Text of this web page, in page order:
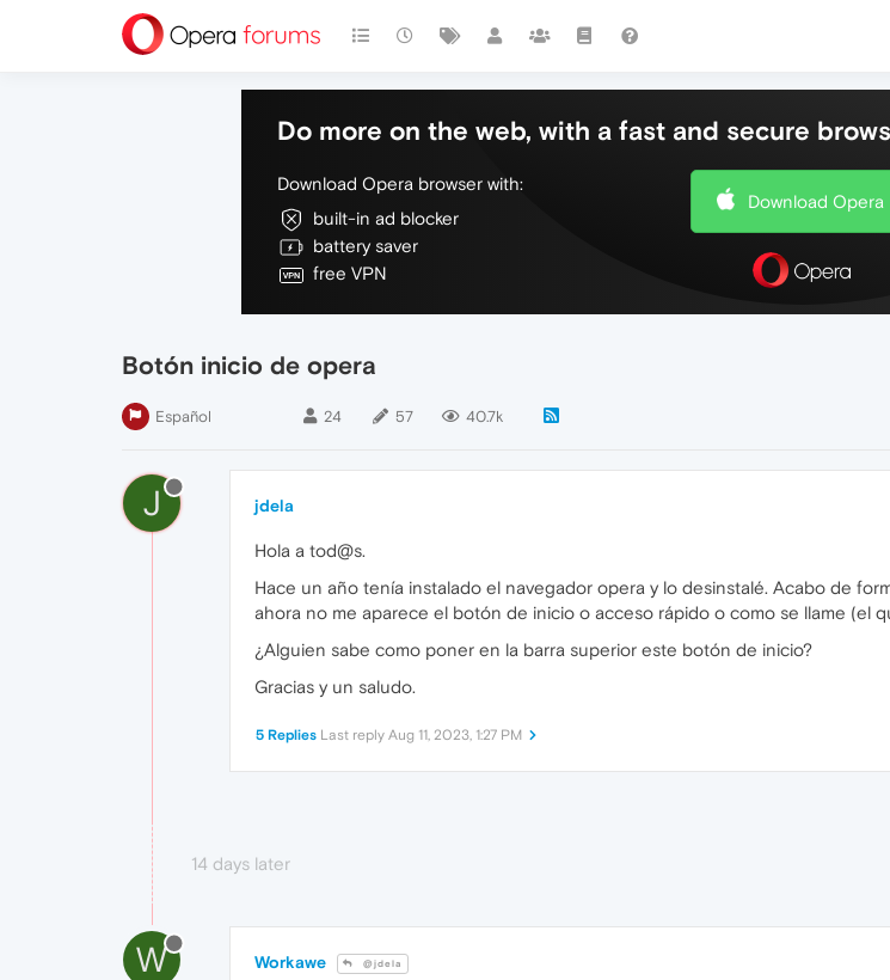
Do more on the web, with a fast and secure
Download Opera browser with:
built-in ad blocker
battery saver
free VPN
Download Opera
Botón inicio de opera
Español 24 57 40.7k
J jdela
Hola a tod@s.
Hace un año tenía instalado el navegador opera y lo desinstalé. Acabo de
ahora no me aparece el botón de inicio o acceso rápido o como se llame (el
¿Alguien sabe como poner en la barra superior este botón de inicio?
Gracias y un saludo.
5 Replies Last reply Aug 11, 2023, 1:27 PM
14 days later
W Workawe @jdela